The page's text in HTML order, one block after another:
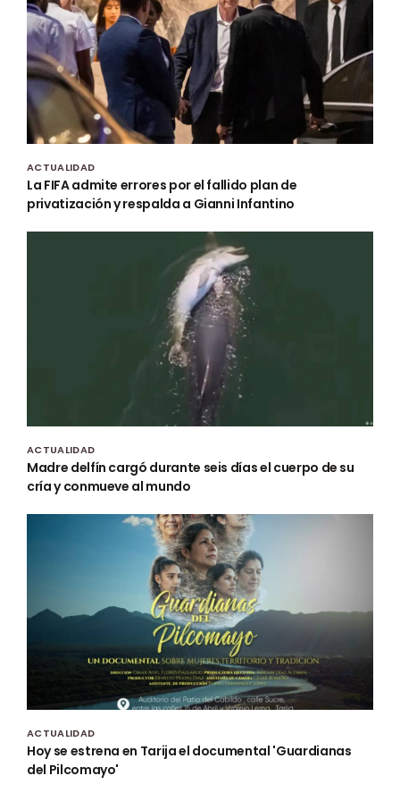
ACTUALIDAD
La FIFA admite errores por el fallido plan de
privatización y respalda a Gianni Infantino
ACTUALIDAD
Madre delfín cargó durante seis días el cuerpo de su
cría y conmueve al mundo
ACTUALIDAD
Hoy se estrena en Tarija el documental 'Guardianas
del Pilcomayo'